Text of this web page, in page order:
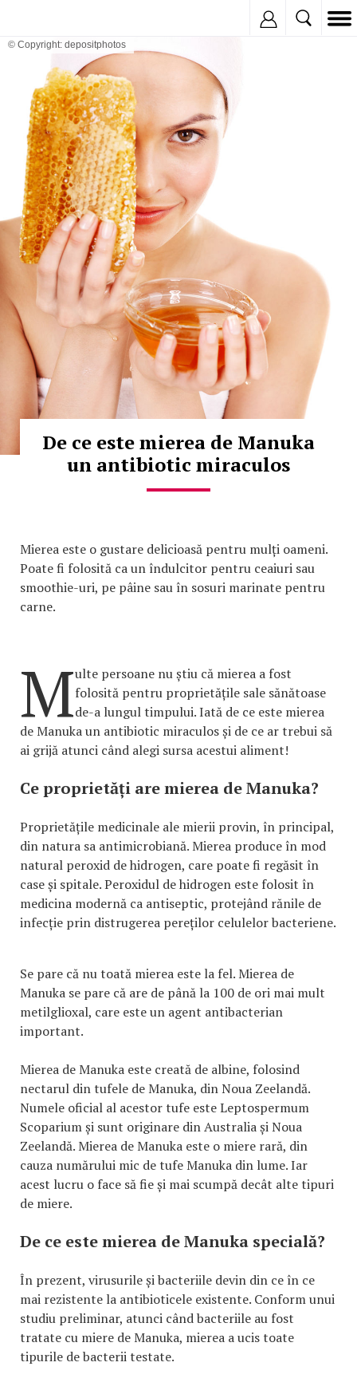
© Copyright: depositphotos
De ce este mierea de Manuka
un antibiotic miraculos
Mierea este o gustare delicioasă pentru mulți oameni.
Poate fi folosită ca un îndulcitor pentru ceaiuri sau
smoothie-uri, pe pâine sau în sosuri marinate pentru
carne.
Multe persoane nu știu că mierea a fost
folosită pentru proprietățile sale sănătoase
de-a lungul timpului. Iată de ce este mierea
de Manuka un antibiotic miraculos și de ce ar trebui să
ai grijă atunci când alegi sursa acestui aliment!
Ce proprietăți are mierea de Manuka?
Proprietățile medicinale ale mierii provin, în principal,
din natura sa antimicrobiană. Mierea produce în mod
natural peroxid de hidrogen, care poate fi regăsit în
case și spitale. Peroxidul de hidrogen este folosit în
medicina modernă ca antiseptic, protejând rănile de
infecție prin distrugerea pereților celulelor bacteriene.
Se pare că nu toată mierea este la fel. Mierea de
Manuka se pare că are de până la 100 de ori mai mult
metilglioxal, care este un agent antibacterian
important.
Mierea de Manuka este creată de albine, folosind
nectarul din tufele de Manuka, din Noua Zeelandă.
Numele oficial al acestor tufe este Leptospermum
Scoparium și sunt originare din Australia și Noua
Zeelandă. Mierea de Manuka este o miere rară, din
cauza numărului mic de tufe Manuka din lume. Iar
acest lucru o face să fie și mai scumpă decât alte tipuri
de miere.
De ce este mierea de Manuka specială?
În prezent, virusurile și bacteriile devin din ce în ce
mai rezistente la antibioticele existente. Conform unui
studiu preliminar, atunci când bacteriile au fost
tratate cu miere de Manuka, mierea a ucis toate
tipurile de bacterii testate.